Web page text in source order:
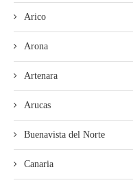
Arico
Arona
Artenara
Arucas
Buenavista del Norte
Canaria